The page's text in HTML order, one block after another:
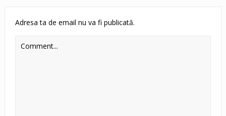
Adresa ta de email nu va fi publicată.